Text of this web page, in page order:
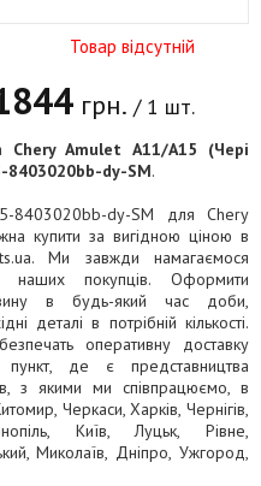
Товар відсутній
грн. / 1 шт.
Chery Amulet A11/A15 (Чері
8403020bb-dy-SM.
8403020bb-dy-SM для Chery
купити за вигідною ціною в
Ми завжди намагаємося
наших покупців. Оформити
в будь-який час доби,
деталі в потрібній кількості.
оперативну доставку
де є представництва
з якими ми співпрацюємо, в
Черкаси, Харків, Чернігів,
Київ, Луцьк, Рівне,
Миколаїв, Дніпро, Ужгород,